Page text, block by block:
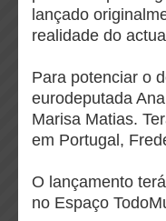
lançado
realidade do
Para potenciar o
eurodeputada
Marisa Matias.
em Portugal,
O lançamento
no Espaço